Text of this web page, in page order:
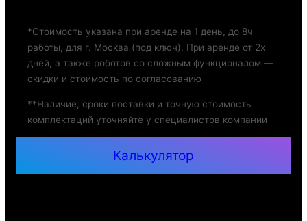
*Стоимость указана при аренде на 1 день, до 8ч
работы, для г. Москва (под ключ). При аренде от 2х
дней, а также роботов со сложным функционалом —
скидки и стоимость по согласованию
**Наличие, сроки поставки и точную стоимость
комплектаций уточняйте у специалистов компании
Калькулятор